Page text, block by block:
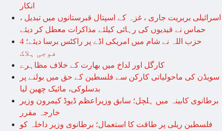
انکار
اسرائیلی بربریت جاری ، غزہ کے اسپتال قبرستانوں میں تبدیل ،
حماس نے قیدیوں کی رہائی کیلئے مذاکرات معطل کر دیئے
حزب اللہ نے شام میں امریکی اڈے پر راکٹس برسا دیئے؛ 4
فوجی ہلاک
کارگل اور لداخ میں بھارت کے خلاف مظاہرے
سویڈن کی ماحولیاتی کارکن سے فلسطین کے حق میں بولنے پر
بدسلوکی، مائیک چھین لیا
برطانوی کابینہ میں ہلچل؛ سابق وزیراعظم ڈیوڈ کیمرون وزیر
خارجہ مقرر
فلسطین ریلی پر طاقت کا استعمال؛ برطانوی وزیر داخلہ کو